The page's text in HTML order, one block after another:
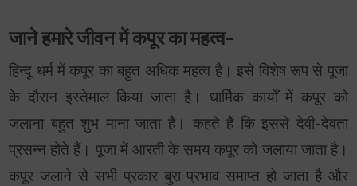
जाने हमारे जीवन में कपूर का महत्व-
हिन्दू धर्म में कपूर का बहुत अधिक महत्व है। इसे विशेष रूप से पूजा
के दौरान इस्तेमाल किया जाता है। धार्मिक कार्यों में कपूर को
जलाना बहुत शुभ माना जाता है। कहते हैं कि इससे देवी-देवता
प्रसन्न होते हैं। पूजा में आरती के समय कपूर को जलाया जाता है।
कपूर जलाने से सभी प्रकार बुरा प्रभाव समाप्त हो जाता है और